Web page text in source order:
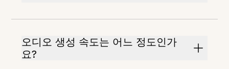
오디오 생성 속도는 어느 정도인가
요?